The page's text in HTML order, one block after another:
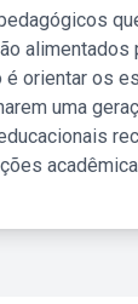
alimentados
é orientar os
uma